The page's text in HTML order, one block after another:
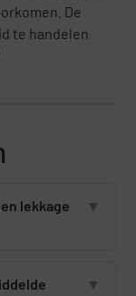
De
te handelen
lekkage
▼
▼